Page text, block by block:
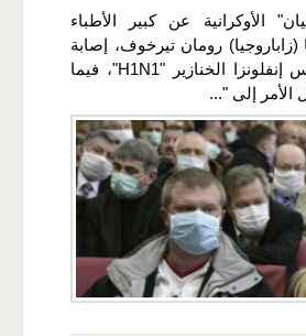
الأوكرانية عن كبير الأطباء
(زاباروجيا) رومان تيرخوف، إصابة
11 شخصا بفيروس إنفلونزا الخنازير "H1N1"، فيما
الأمر إلى "...